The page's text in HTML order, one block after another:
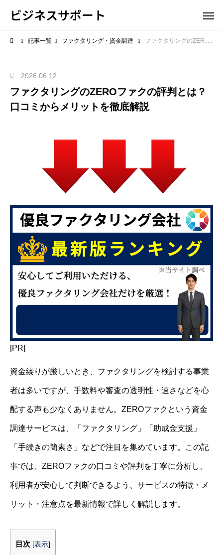
ビジネスサポート
記事一覧 ファクタリング・資金調達 ファクタリングのZEROファクの評判とは？口コミからメリットを徹底解説
2026.06.12
ファクタリングのZEROファクの評判とは？
口コミからメリットを徹底解説
[PR]
資金繰りが厳しいとき、ファクタリングを検討する事業
者は多いですが、手数料や審査の透明性・速さなどを心
配する声も少なくありません。ZEROファクという資金
調達サービスは、「ファクタリング」「助成金支援」
「手続きの簡素さ」などで注目を集めています。この記
事では、ZEROファクの口コミや評判を丁寧に分析し、
利用者が安心して判断できるよう、サービスの特徴・メ
リット・注意点を最新情報で詳しく解説します。
目次 [表示]